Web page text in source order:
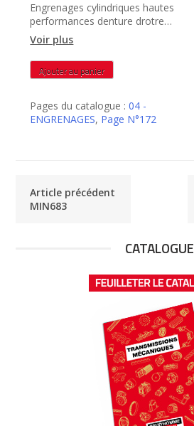
Engrenages cylindriques hautes
performances denture drotre
rectifiée – MIN693
Voir plus
quantité
de
Ajouter au panier
Pages du catalogue :04 -
ENGRENAGES, Page N°172
Article précédent
MIN683
CATALOGUE